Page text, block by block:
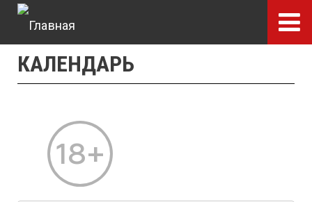
Перейти
основному
содержанию
КАЛЕНДАРЬ